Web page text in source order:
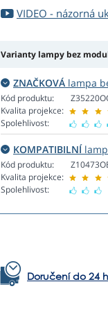
VIDEO - názorná
Varianty lampy bez
ZNAČKOVÁ lampa
Kód produktu:
Kvalita projekce:
Spolehlivost:
KOMPATIBILNÍ
Kód produktu:
Kvalita projekce:
Spolehlivost:
Doručení do 24